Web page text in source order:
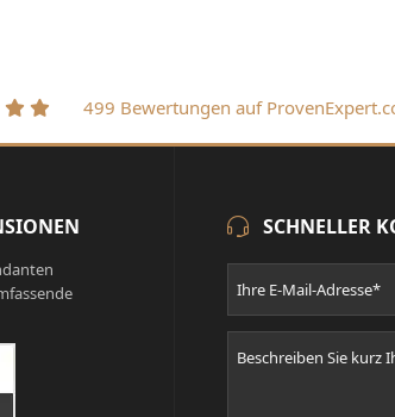
499 Bewertungen auf
SCHNELLER